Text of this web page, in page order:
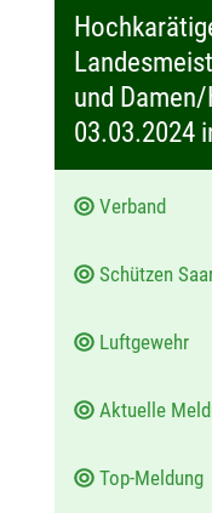
a
u
m
:
und
03.03.2024
Verband
Schützen
Luftgewehr
Aktuelle
Top-Meldung